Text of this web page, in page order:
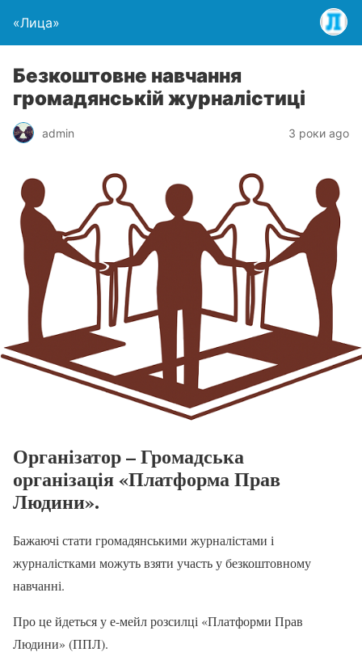
«Лица»
Безкоштовне навчання
громадянській журналістиці
admin 3 роки ago
Організатор – Громадська
організація «Платформа Прав
Людини».
Бажаючі стати громадянськими журналістами і
журналістками можуть взяти участь у безкоштовному
навчанні.
Про це йдеться у е-мейл розсилці «Платформи Прав
Людини» (ППЛ).